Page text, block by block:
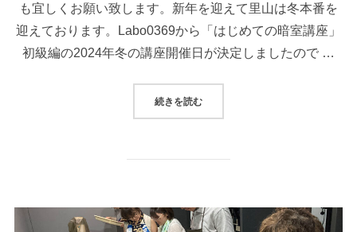
も宜しくお願い致します。新年を迎えて里山は冬本番を
迎えております。Labo0369から「はじめての暗室講座」
初級編の2024年冬の講座開催日が決定しましたので …
続きを読む“2024年冬の講座開催日決定「は